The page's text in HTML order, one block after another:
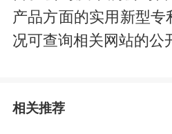
产品方面的实用新型
况可查询相关网站的公
相关推荐